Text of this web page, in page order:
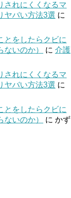
されにくくなるマ
ヤバい方法3選 に
とをしたらクビに
いのか）
に 介護
されにくくなるマ
ヤバい方法3選 に
とをしたらクビに
いのか）
に かず